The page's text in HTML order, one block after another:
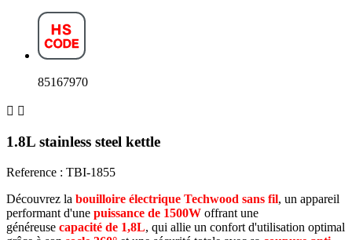
85167970
 
1.8L stainless steel kettle
Reference : TBI-1855
Découvrez la bouilloire électrique Techwood sans fil, un appareil
performant d'une puissance de 1500W offrant une
généreuse capacité de 1,8L, qui allie un confort d'utilisation optimal